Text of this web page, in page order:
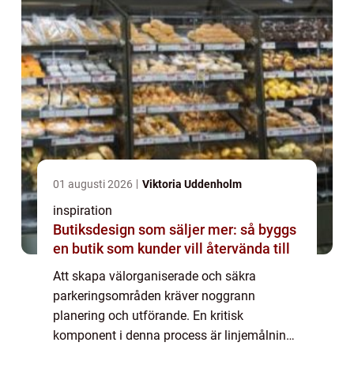
01 augusti 2026 Viktoria Uddenholm
inspiration
Butiksdesign som säljer mer: så byggs
en butik som kunder vill återvända till
Att skapa välorganiserade och säkra
parkeringsområden kräver noggrann
planering och utförande. En kritisk
komponent i denna process är linjemålning